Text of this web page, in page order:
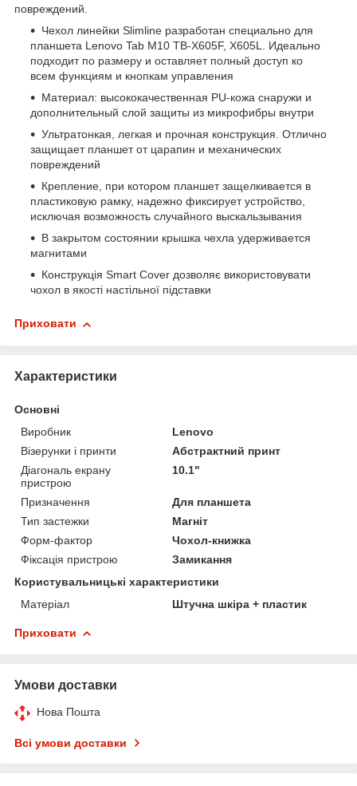
повреждений.
Чехол линейки Slimline разработан специально для
планшета Lenovo Tab M10 TB-X605F, X605L. Идеально
подходит по размеру и оставляет полный доступ ко
всем функциям и кнопкам управления
Материал: высококачественная PU-кожа снаружи и
дополнительный слой защиты из микрофибры внутри
Ультратонкая, легкая и прочная конструкция. Отлично
защищает планшет от царапин и механических
повреждений
Крепление, при котором планшет защелкивается в
пластиковую рамку, надежно фиксирует устройство,
исключая возможность случайного выскальзывания
В закрытом состоянии крышка чехла удерживается
магнитами
Конструкція Smart Cover дозволяє використовувати
чохол в якості настільної підставки
Приховати
Характеристики
Основні
Виробник
Lenovo
Візерунки і принти
Абстрактний принт
Діагональ екрану
пристрою
10.1"
Призначення
Для планшета
Тип застежки
Магніт
Форм-фактор
Чохол-книжка
Фіксація пристрою
Замикання
Користувальницькі характеристики
Матеріал
Штучна шкіра + пластик
Приховати
Умови доставки
Нова Пошта
Всі умови доставки